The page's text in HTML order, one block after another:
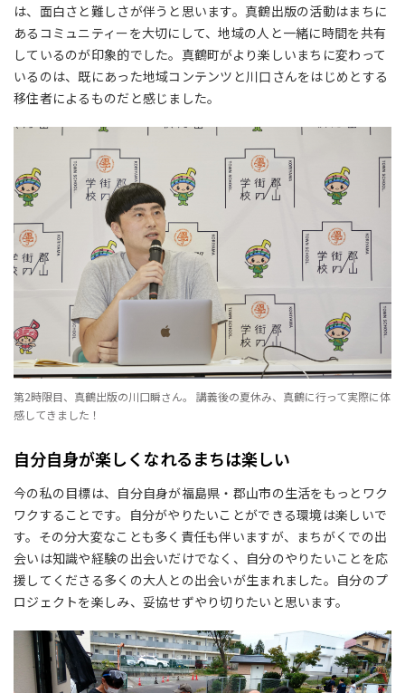
は、面白さと難しさが伴うと思います。真鶴出版の活動はまちに
あるコミュニティーを大切にして、地域の人と一緒に時間を共有
しているのが印象的でした。真鶴町がより楽しいまちに変わって
いるのは、既にあった地域コンテンツと川口さんをはじめとする
移住者によるものだと感じました。
第2時限目、真鶴出版の川口瞬さん。 講義後の夏休み、真鶴に行って実際に体
感してきました！
自分自身が楽しくなれるまちは楽しい
今の私の目標は、自分自身が福島県・郡山市の生活をもっとワク
ワクすることです。自分がやりたいことができる環境は楽しいで
す。その分大変なことも多く責任も伴いますが、まちがくでの出
会いは知識や経験の出会いだけでなく、自分のやりたいことを応
援してくださる多くの大人との出会いが生まれました。自分のプ
ロジェクトを楽しみ、妥協せずやり切りたいと思います。